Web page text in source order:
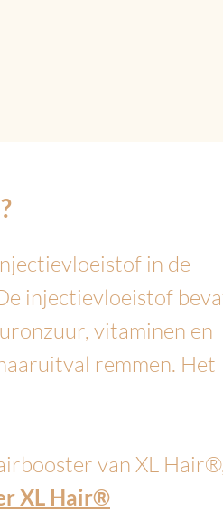
in de
injectievloeistof
vitaminen en
remmen. Het
van XL
XL Hair®